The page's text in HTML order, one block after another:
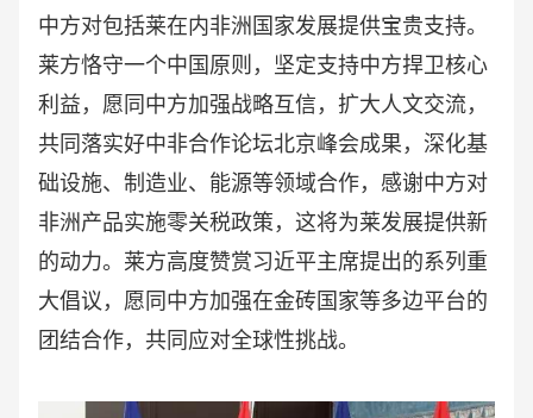
中方对包括莱在内非洲国家发展提供宝贵支持。
莱方恪守一个中国原则，坚定支持中方捍卫核心
利益，愿同中方加强战略互信，扩大人文交流，
共同落实好中非合作论坛北京峰会成果，深化基
础设施、制造业、能源等领域合作，感谢中方对
非洲产品实施零关税政策，这将为莱发展提供新
的动力。莱方高度赞赏习近平主席提出的系列重
大倡议，愿同中方加强在金砖国家等多边平台的
团结合作，共同应对全球性挑战。